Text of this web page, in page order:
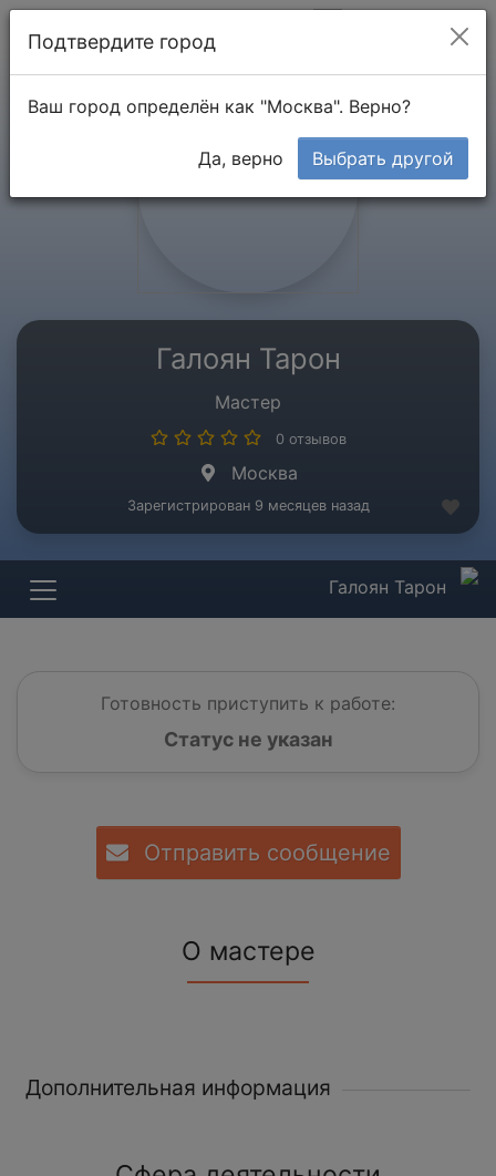
Галоян Тарон
Мастер
0 отзывов
Москва
Зарегистрирован 9 месяцев назад
Галоян Тарон
Готовность приступить к работе:
Статус не указан
Отправить сообщение
О мастере
Дополнительная информация
Подтвердите город
Ваш город определён как "Москва". Верно?
Да, верно Выбрать другой